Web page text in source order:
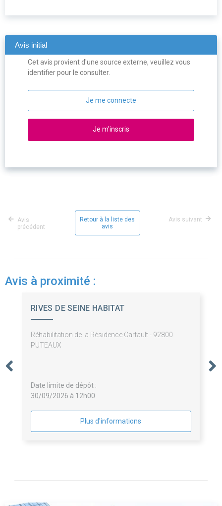
Avis initial
Cet avis provient d'une source externe, veuillez vous
identifier pour le consulter.
Je me connecte
Je m'inscris
Avis
précédent
Retour à la liste des
avis
Avis suivant
Avis à proximité :
RIVES DE SEINE HABITAT
Réhabilitation de la Résidence Cartault - 92800
PUTEAUX
Date limite de dépôt :
30/09/2026 à 12h00
Plus d'informations